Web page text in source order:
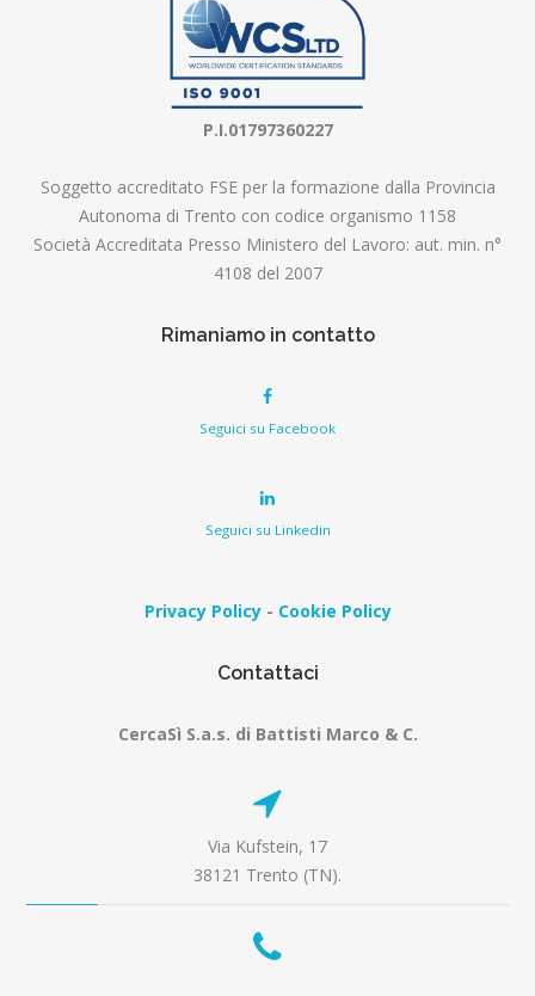
P.I.01797360227
Soggetto accreditato FSE per la formazione dalla Provincia
Autonoma di Trento con codice organismo 1158
Società Accreditata Presso Ministero del Lavoro: aut. min. n°
4108 del 2007
Rimaniamo in contatto
Seguici su Facebook
Seguici su Linkedin
Privacy Policy- Cookie Policy
Contattaci
CercaSì S.a.s. di Battisti Marco & C.
Via Kufstein, 17
38121 Trento (TN).